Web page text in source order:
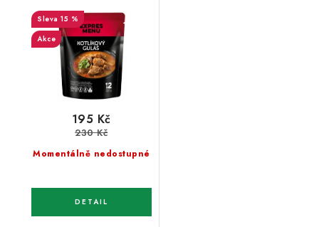
15 %
Akce
Momentálně nedostupné
195 Kč
230 Kč